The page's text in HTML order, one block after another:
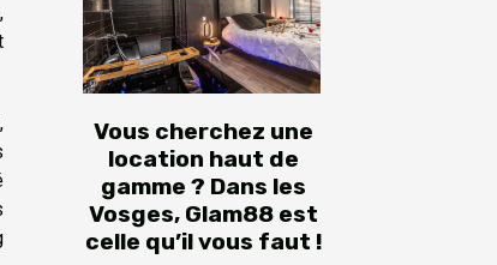
Vous cherchez une
location haut de
gamme ? Dans les
Vosges, Glam88 est
celle qu’il vous faut !